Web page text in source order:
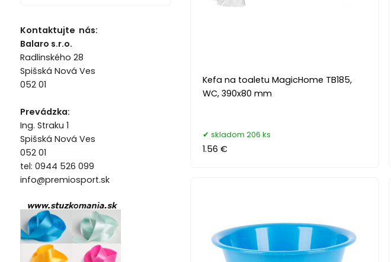
Kontaktujte nás:
Balaro s.r.o.
Radlinského 28
Spišská Nová Ves
052 01
Prevádzka:
Ing. Straku 1
Spišská Nová Ves
052 01
tel: 0944 526 099
info@premiosport.sk
Kefa na toaletu MagicHome TB185,
WC, 390x80 mm
skladom 206 ks
1.56 €